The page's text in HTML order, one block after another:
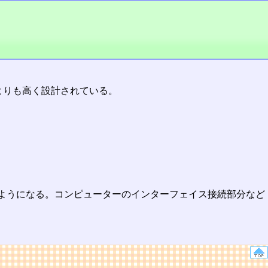
も高く設計されている。
になる。コンピューターのインターフェイス接続部分など